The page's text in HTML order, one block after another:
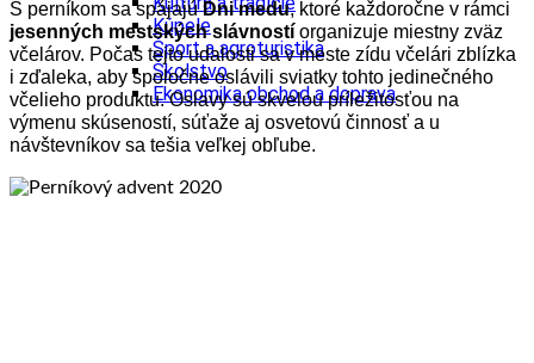
Kúpele
Šport a agroturistika
Školstvo
Ekonomika obchod a doprava
S perníkom sa spájajúDni medu, ktoré každoročne v rámci
jesenných mestských slávností organizuje miestny zväz
včelárov. Počas tejto udalosti sa v meste zídu včelári zblízka
i zďaleka, aby spoločne oslávili sviatky tohto jedinečného
včelieho produktu. Oslavy sú skvelou príležitosťou na
výmenu skúseností, súťaže aj osvetovú činnosť a u
návštevníkov sa tešia veľkej obľube.